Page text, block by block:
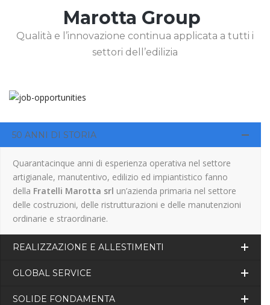
Marotta Group
Qualità e l’innovazione continua applicata a tutti i
settori dell’edilizia
50 ANNI DI STORIA
Quarantacinque anni di esperienza operativa nel settore
artigianale, manutentivo, edilizio ed impiantistico fanno
della Fratelli Marotta srl un’azienda primaria nel settore
delle costruzioni, delle ristrutturazioni e delle manutenzioni
ordinarie e straordinarie.
REALIZZAZIONE E ALLESTIMENTI
GLOBAL SERVICE
SOLIDE FONDAMENTA